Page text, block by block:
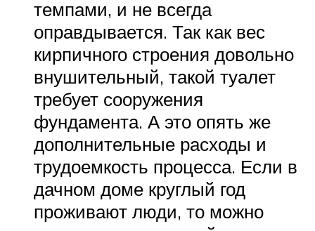
темпами, и не всегда
оправдывается. Так как вес
кирпичного строения довольно
внушительный, такой туалет
требует сооружения
фундамента. А это опять же
дополнительные расходы и
трудоемкость процесса. Если в
дачном доме круглый год
проживают люди, то можно